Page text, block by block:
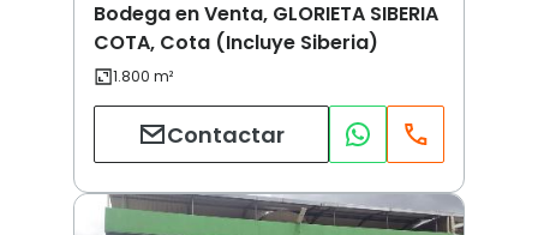
Bodega en Venta, GLORIETA SIBERIA
COTA, Cota (Incluye Siberia)
Contactar